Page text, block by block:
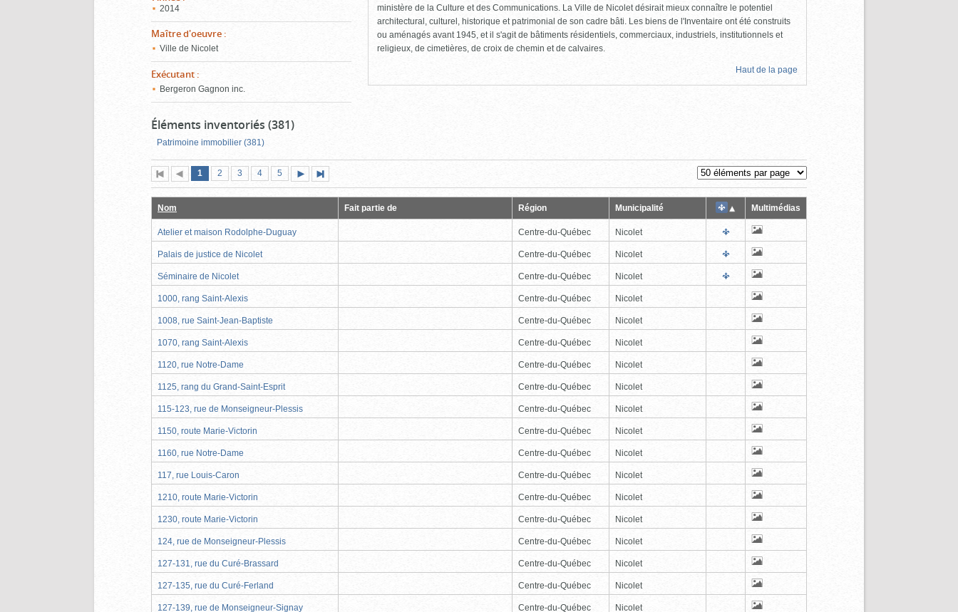
2014
Maître d'oeuvre :
Ville de Nicolet
Exécutant :
Bergeron Gagnon inc.
ministère de la Culture et des Communications. La Ville de Nicolet désirait mieux connaître le potentiel
architectural, culturel, historique et patrimonial de son cadre bâti. Les biens de l'Inventaire ont été construits
ou aménagés avant 1945, et il s'agit de bâtiments résidentiels, commerciaux, industriels, institutionnels et
religieux, de cimetières, de croix de chemin et de calvaires.
Haut de la page
Éléments inventoriés (381)
Patrimoine immobilier (381)
Première
page
Page
précédente
Page
1 (page
actuelle)
Page
2 Page
3 Page
4 Page
5
suivante
page
Nom Fait partie de Région Municipalité Multimédias
Atelier et maison Rodolphe-Duguay Centre-du-Québec Nicolet
Palais de justice de Nicolet Centre-du-Québec Nicolet
Séminaire de Nicolet Centre-du-Québec Nicolet
1000, rang Saint-Alexis Centre-du-Québec Nicolet
1008, rue Saint-Jean-Baptiste Centre-du-Québec Nicolet
1070, rang Saint-Alexis Centre-du-Québec Nicolet
1120, rue Notre-Dame Centre-du-Québec Nicolet
1125, rang du Grand-Saint-Esprit Centre-du-Québec Nicolet
115-123, rue de Monseigneur-Plessis Centre-du-Québec Nicolet
1150, route Marie-Victorin Centre-du-Québec Nicolet
1160, rue Notre-Dame Centre-du-Québec Nicolet
117, rue Louis-Caron Centre-du-Québec Nicolet
1210, route Marie-Victorin Centre-du-Québec Nicolet
1230, route Marie-Victorin Centre-du-Québec Nicolet
124, rue de Monseigneur-Plessis Centre-du-Québec Nicolet
127-131, rue du Curé-Brassard Centre-du-Québec Nicolet
127-135, rue du Curé-Ferland Centre-du-Québec Nicolet
127-139, rue de Monseigneur-Signay Centre-du-Québec Nicolet